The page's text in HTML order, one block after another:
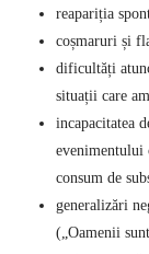
reapariția
coșmaruri și
dificultăți
situații care
incapacitatea
evenimentului
consum de
generalizări
(„Oamenii